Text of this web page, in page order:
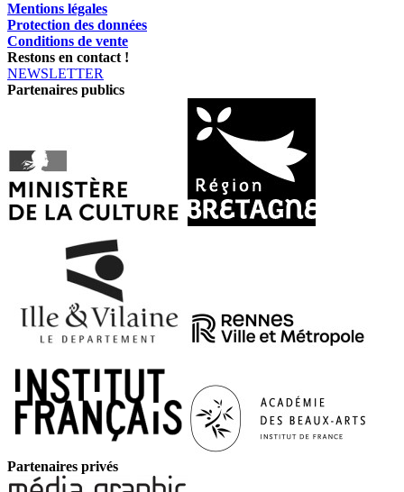
Mentions légales
Protection des données
Conditions de vente
Restons en contact !
NEWSLETTER
Partenaires publics
Partenaires privés